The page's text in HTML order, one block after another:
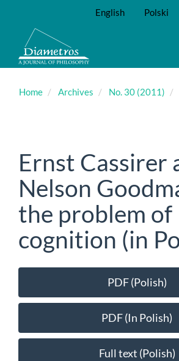
Main
Content
Sidebar
English Polski
Home Archives No. 30 (2011)
Ernst Cassirer
Nelson
the problem of
cognition (in
Article
Sidebar
PDF (Polish)
PDF (In Polish)
Full text (Polish)